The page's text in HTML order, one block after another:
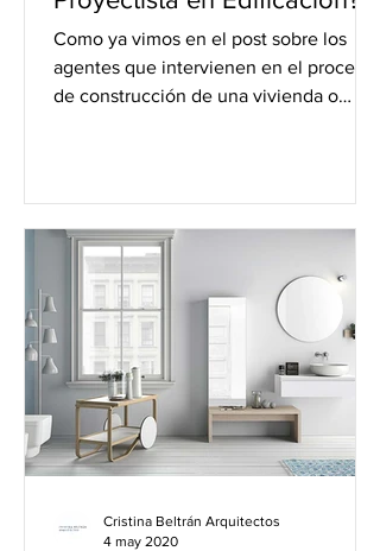
Como ya vimos en el post sobre los
agentes que intervienen en el proceso
de construcción de una vivienda o
Cristina Beltrán Arquitectos
4 may 2020